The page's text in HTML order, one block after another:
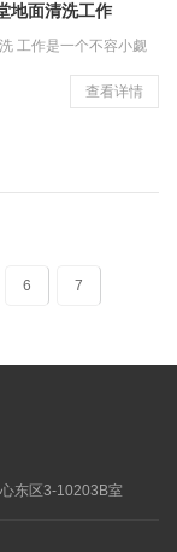
地面清洗工作
工作是一个不容小觑
地面清洗 与每一位师生
相关，有助于学校提升
查看详情
6 7
东区3-10203B室